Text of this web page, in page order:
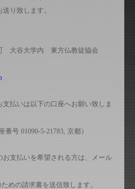
り致します。
大谷大学内 東方仏教徒協会
支払いは以下の口座へお願い致しま
号 01090-5-21783, 京都）
お支払いを希望される方は、メール
めの請求書を送信致します。